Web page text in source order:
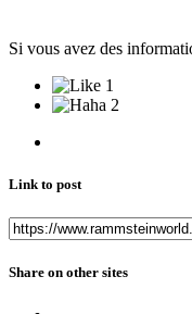
Si vous avez des
1
2
Link to post
Share on other sites